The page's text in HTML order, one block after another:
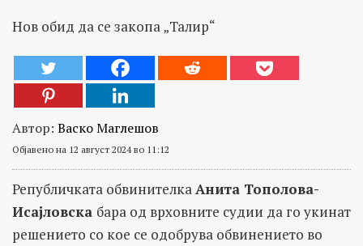
Нов обид да се закопа „Талир“
Автор: Васко Маглешов
Објавено на 12 август 2024 во 11:12
Републичката обвинителкаАнита Тополова-
Исајловска бара од врховните судии да го укинат
решението со кое се одобрува обвинението во